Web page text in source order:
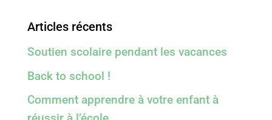
Articles récents
Soutien scolaire pendant les vacances
Back to school !
Comment apprendre à votre enfant à